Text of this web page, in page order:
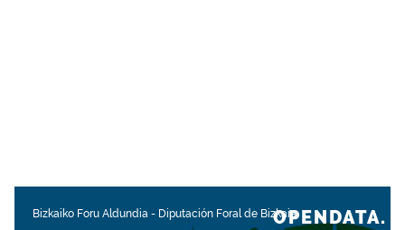
Bizkaiko Foru Aldundia - Diputación Foral de BizkaiaOPENDATA.